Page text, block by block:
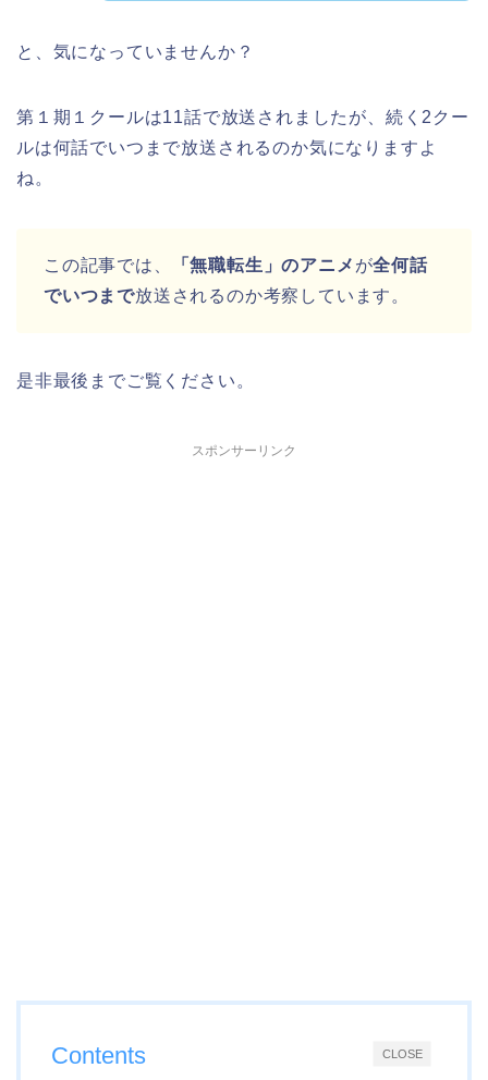
と、気になっていませんか？
第１期１クールは11話で放送されましたが、続く2クー
ルは何話でいつまで放送されるのか気になりますよ
ね。
この記事では、 「無職転生」のアニメ が全何話
でいつまで放送されるのか考察しています。
是非最後までご覧ください。
スポンサーリンク
CLOSE
Contents